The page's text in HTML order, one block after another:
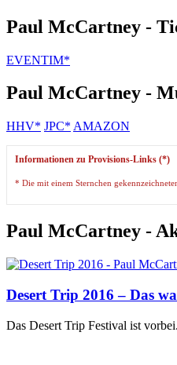
Paul McCartney -
EVENTIM*
Paul McCartney -
HHV* JPC* AMAZON
Informationen zu Provisions-Links (*)
* Die mit einem Sternchen
Paul McCartney -
Desert Trip 2016 – Das
Das Desert Trip Festival ist